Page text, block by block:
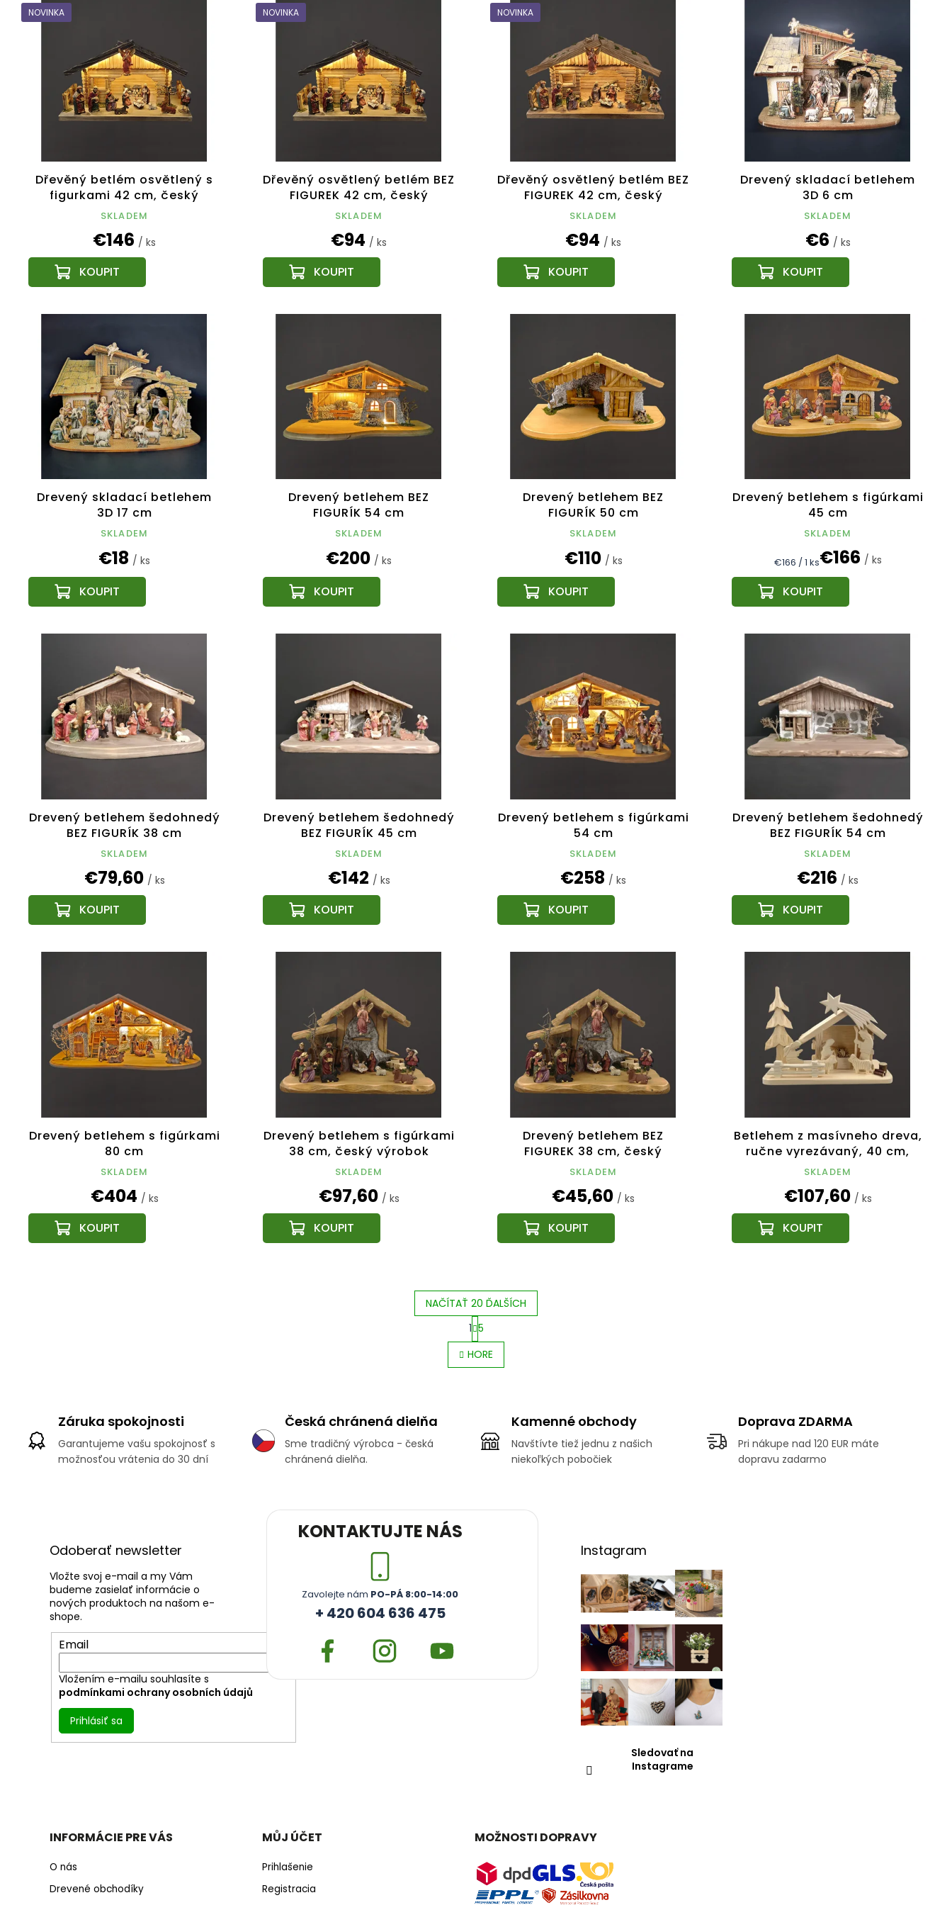
NOVINKA
Dřevěný betlém osvětlený s
figurkami 42 cm, český
výrobek
SKLADEM
€146 / ks
NOVINKA
Dřevěný osvětlený betlém BEZ
FIGUREK 42 cm, český
výrobek
SKLADEM
€94 / ks
NOVINKA
Dřevěný osvětlený betlém BEZ
FIGUREK 42 cm, český
výrobek
SKLADEM
€94 / ks
Drevený skladací betlehem
3D 6 cm
SKLADEM
€6 / ks
Drevený skladací betlehem
3D 17 cm
SKLADEM
€18 / ks
Drevený betlehem BEZ
FIGURÍK 54 cm
SKLADEM
€200 / ks
Drevený betlehem BEZ
FIGURÍK 50 cm
SKLADEM
€110 / ks
Drevený betlehem s figúrkami
45 cm
SKLADEM
€166 / ks
Jednotková
cena:
€166 / 1 ks
Drevený betlehem šedohnedý
BEZ FIGURÍK 38 cm
SKLADEM
€79,60 / ks
Drevený betlehem šedohnedý
BEZ FIGURÍK 45 cm
SKLADEM
€142 / ks
Drevený betlehem s figúrkami
54 cm
SKLADEM
€258 / ks
Drevený betlehem šedohnedý
BEZ FIGURÍK 54 cm
SKLADEM
€216 / ks
Drevený betlehem s figúrkami
80 cm
SKLADEM
€404 / ks
Drevený betlehem s figúrkami
38 cm, český výrobok
SKLADEM
€97,60 / ks
Drevený betlehem BEZ
FIGUREK 38 cm, český
výrobok
SKLADEM
€45,60 / ks
Betlehem z masívneho dreva,
ručne vyrezávaný, 40 cm,
český výrobok
SKLADEM
€107,60 / ks
O
v
l
e
p
y
NAČÍTAŤ 20 ĎALŠÍCH
S
t
r
v
a
1 5
HORE
Záruka spokojnosti
Garantujeme vašu spokojnosť s
možnosťou vrátenia do 30 dní
Česká chránená dielňa
Sme tradičný výrobca - česká
chránená dielňa.
Kamenné obchody
Navštívte tiež jednu z našich
niekoľkých pobočiek
Doprava ZDARMA
Pri nákupe nad 120 EUR máte
dopravu zadarmo
Odoberať newsletter
Vložte svoj e-mail a my Vám
budeme zasielať informácie o
nových produktoch na našom e-
shope.
Email
Vložením e-mailu souhlasíte s
podmínkami ochrany osobních údajů
Prihlásiť sa
KONTAKTUJTE NÁS
Zavolejte nám PO-PÁ 8:00-14:00
+ 420 604 636 475
Instagram
Sledovať na
Instagrame
INFORMÁCIE PRE VÁS
O nás
Drevené obchodíky
MŮJ ÚČET
Prihlašenie
Registracia
MOŽNOSTI DOPRAVY